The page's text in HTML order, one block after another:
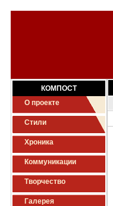
КОМПОСТ
О проекте
Стили
Хроника
Коммуникации
Творчество
Галерея